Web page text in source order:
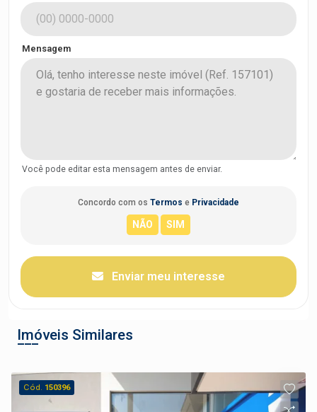
Mensagem
Você pode editar esta mensagem antes de enviar.
Concordo com os Termos e Privacidade
Enviar meu interesse
Imóveis Similares
Cód. 150396